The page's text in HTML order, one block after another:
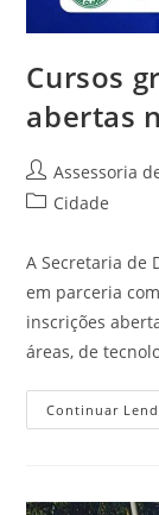
Cursos
abertas
Assessoria
Cidade
A Secretaria de
em parceria
inscrições
áreas, de
Continuar